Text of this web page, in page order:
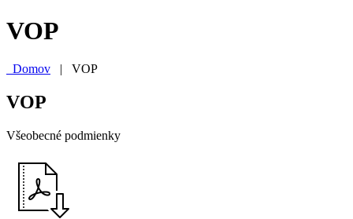
VOP
Domov | VOP
VOP
Všeobecné podmienky